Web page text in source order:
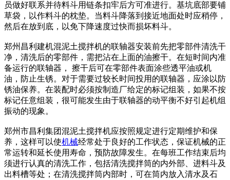
员做好联系并待料斗用链条扣牢后方可准进行。基坑底部要铺
草袋，以作料斗的枕垫。当料斗降落到接近地面处时应稍停，
然后在放到底，以免下降速度过快而损坏料斗。
郑州昌利建机混泥土搅拌机的联轴器安装前先把零部件清洗干
净，清洗后的零部件，需把沾在上面的油擦干。在短时间内准
备运行的联轴器， 擦干后可在零部件表面涂些透平油或机
油，防止生锈。对于需要过较长时间投用的联轴器，应涂以防
锈油保养。在装配时必须按制造厂给定的标记组装，如果不按
标记任意组装，很可能发生由于联轴器的动平衡不好引起机组
振动的现象。
郑州市昌利集团混泥土搅拌机应按照规定进行定期维护和保
养，这样可以使机械经常处于良好的工作状态，保证机械的正
常运转和延长使用寿命，预防故障发生。在每班工作结束后均
须进行认真的清洗工作，包括清洗搅拌筒的内外部、进料斗及
出料槽等处；在清洗搅拌筒内部时，可在筒内放入清水及石